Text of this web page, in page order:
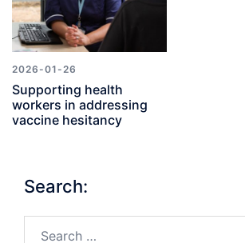
2026-01-26
Supporting health
workers in addressing
vaccine hesitancy
Search: